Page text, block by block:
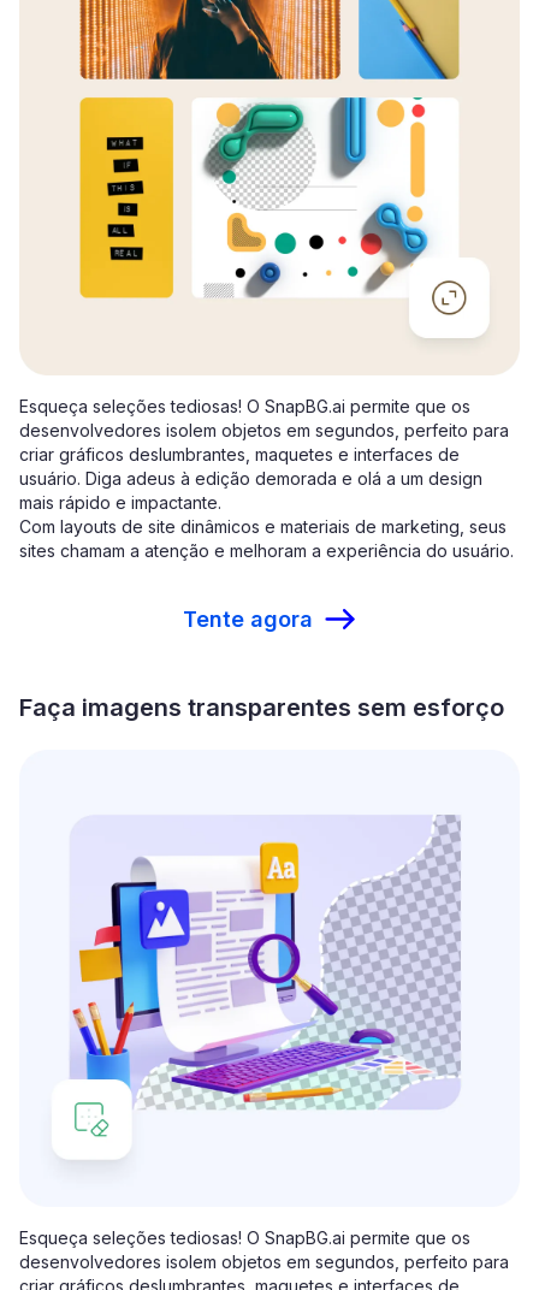
Esqueça seleções tediosas! O SnapBG.ai permite que os
desenvolvedores isolem objetos em segundos, perfeito para
criar gráficos deslumbrantes, maquetes e interfaces de
usuário. Diga adeus à edição demorada e olá a um design
mais rápido e impactante.
Com layouts de site dinâmicos e materiais de marketing, seus
sites chamam a atenção e melhoram a experiência do usuário.
Tente agora
Faça imagens transparentes sem esforço
Esqueça seleções tediosas! O SnapBG.ai permite que os
desenvolvedores isolem objetos em segundos, perfeito para